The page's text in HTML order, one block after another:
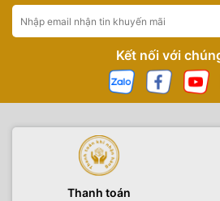
Kết nối với
Thanh toán